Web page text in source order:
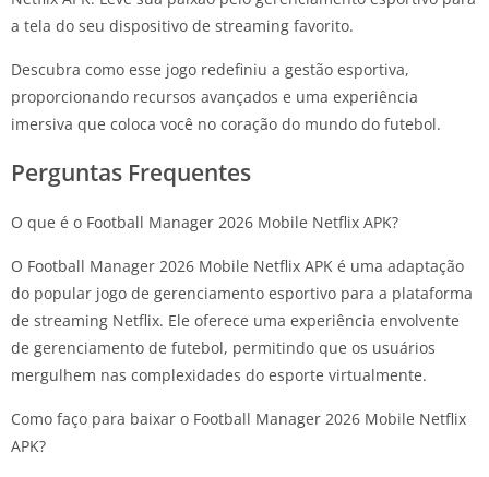
a tela do seu dispositivo de streaming favorito.
Descubra como esse jogo redefiniu a gestão esportiva,
proporcionando recursos avançados e uma experiência
imersiva que coloca você no coração do mundo do futebol.
Perguntas Frequentes
O que é o Football Manager 2026 Mobile Netflix APK?
O Football Manager 2026 Mobile Netflix APK é uma adaptação
do popular jogo de gerenciamento esportivo para a plataforma
de streaming Netflix. Ele oferece uma experiência envolvente
de gerenciamento de futebol, permitindo que os usuários
mergulhem nas complexidades do esporte virtualmente.
Como faço para baixar o Football Manager 2026 Mobile Netflix
APK?